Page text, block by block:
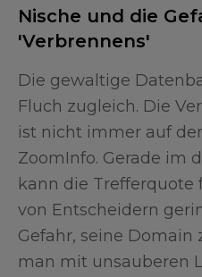
Nische und die
'Verbrennens'
Die gewaltige
Fluch zugleich. Die
ist nicht immer auf
ZoomInfo. Gerade im
kann die
von Entscheidern
Gefahr, seine Domain
man mit unsauberen